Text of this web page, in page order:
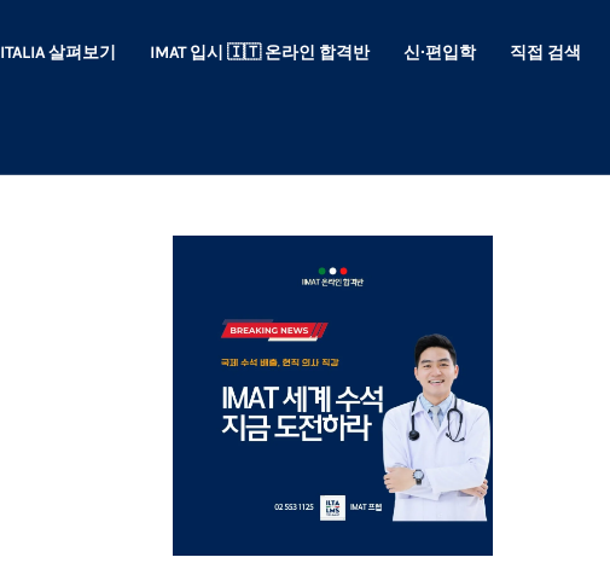
ITALIA 살펴보기 IMAT 입시 🇮🇹 온라인 합격반 신∙편입학 직접 검색